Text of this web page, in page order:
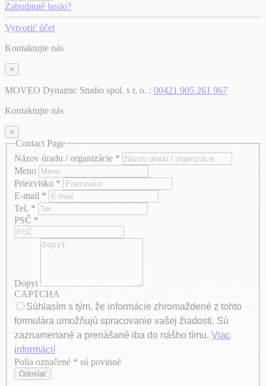
Zabudnuté heslo?
Vytvoriť účet
Kontaktujte nás
×
MOVEO Dynamic Studio spol. s r. o. : 00421 905 261 967
Kontaktujte nás
×
Contact Page
Názov úradu / organizácie *
Meno
Priezvisko *
E-mail *
Tel. *
PSČ *
Dopyt
CAPTCHA
Súhlasím s tým, že informácie zhromaždené z tohto
formulára umožňujú spracovanie vašej žiadosti. Sú
zaznamenané a prenášané iba do nášho tímu. Viac
informácií
Axeptio consent
Polia označené * sú povinné
Odoslať